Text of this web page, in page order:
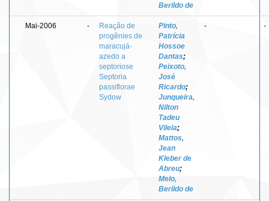
Berildo de
Mai-2006 -
Reação de
progênies de
maracujá-
azedo a
septoriose
Septoria
passiflorae
Sydow
Pinto,
Patrícia
Hossoe
Dantas;
Peixoto,
José
Ricardo;
Junqueira,
Nilton
Tadeu
Vilela;
Mattos,
Jean
Kleber de
Abreu;
Melo,
Berildo de
- -